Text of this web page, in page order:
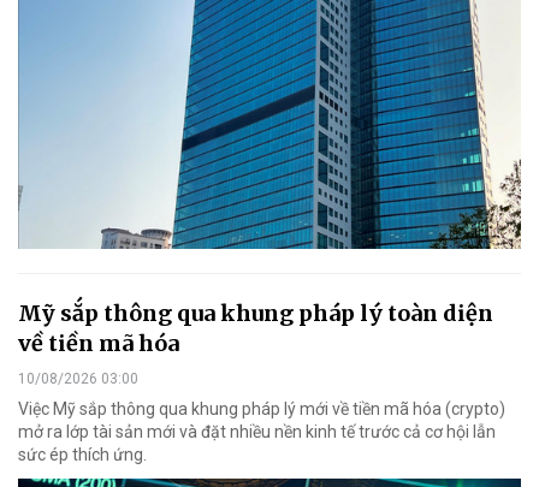
Mỹ sắp thông qua khung pháp lý toàn diện
về tiền mã hóa
10/08/2026 03:00
Việc Mỹ sắp thông qua khung pháp lý mới về tiền mã hóa (crypto)
mở ra lớp tài sản mới và đặt nhiều nền kinh tế trước cả cơ hội lẫn
sức ép thích ứng.